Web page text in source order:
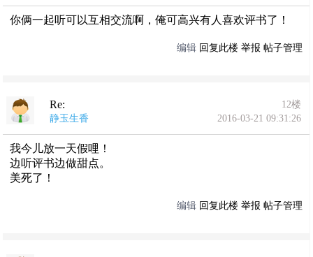
你俩一起听可以互相交流啊，俺可高兴有人喜欢评书了！
编辑 回复此楼 举报 帖子管理
Re:
12楼
静玉生香
2016-03-21 09:31:26
我今儿放一天假哩！
边听评书边做甜点。
美死了！
编辑 回复此楼 举报 帖子管理